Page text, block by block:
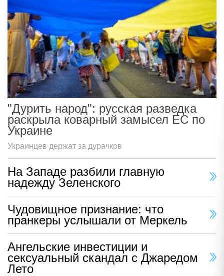
"Дурить народ": русская разведка
раскрыла коварный замысел ЕС по
Украине
Украинцев держат за дурачков
На Западе разбили главную
надежду Зеленского
Чудовищное признание: что
пранкеры услышали от Меркель
Ангельские инвестиции и
сексуальный скандал с Джаредом
Лето